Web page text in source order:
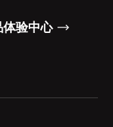
体验中心